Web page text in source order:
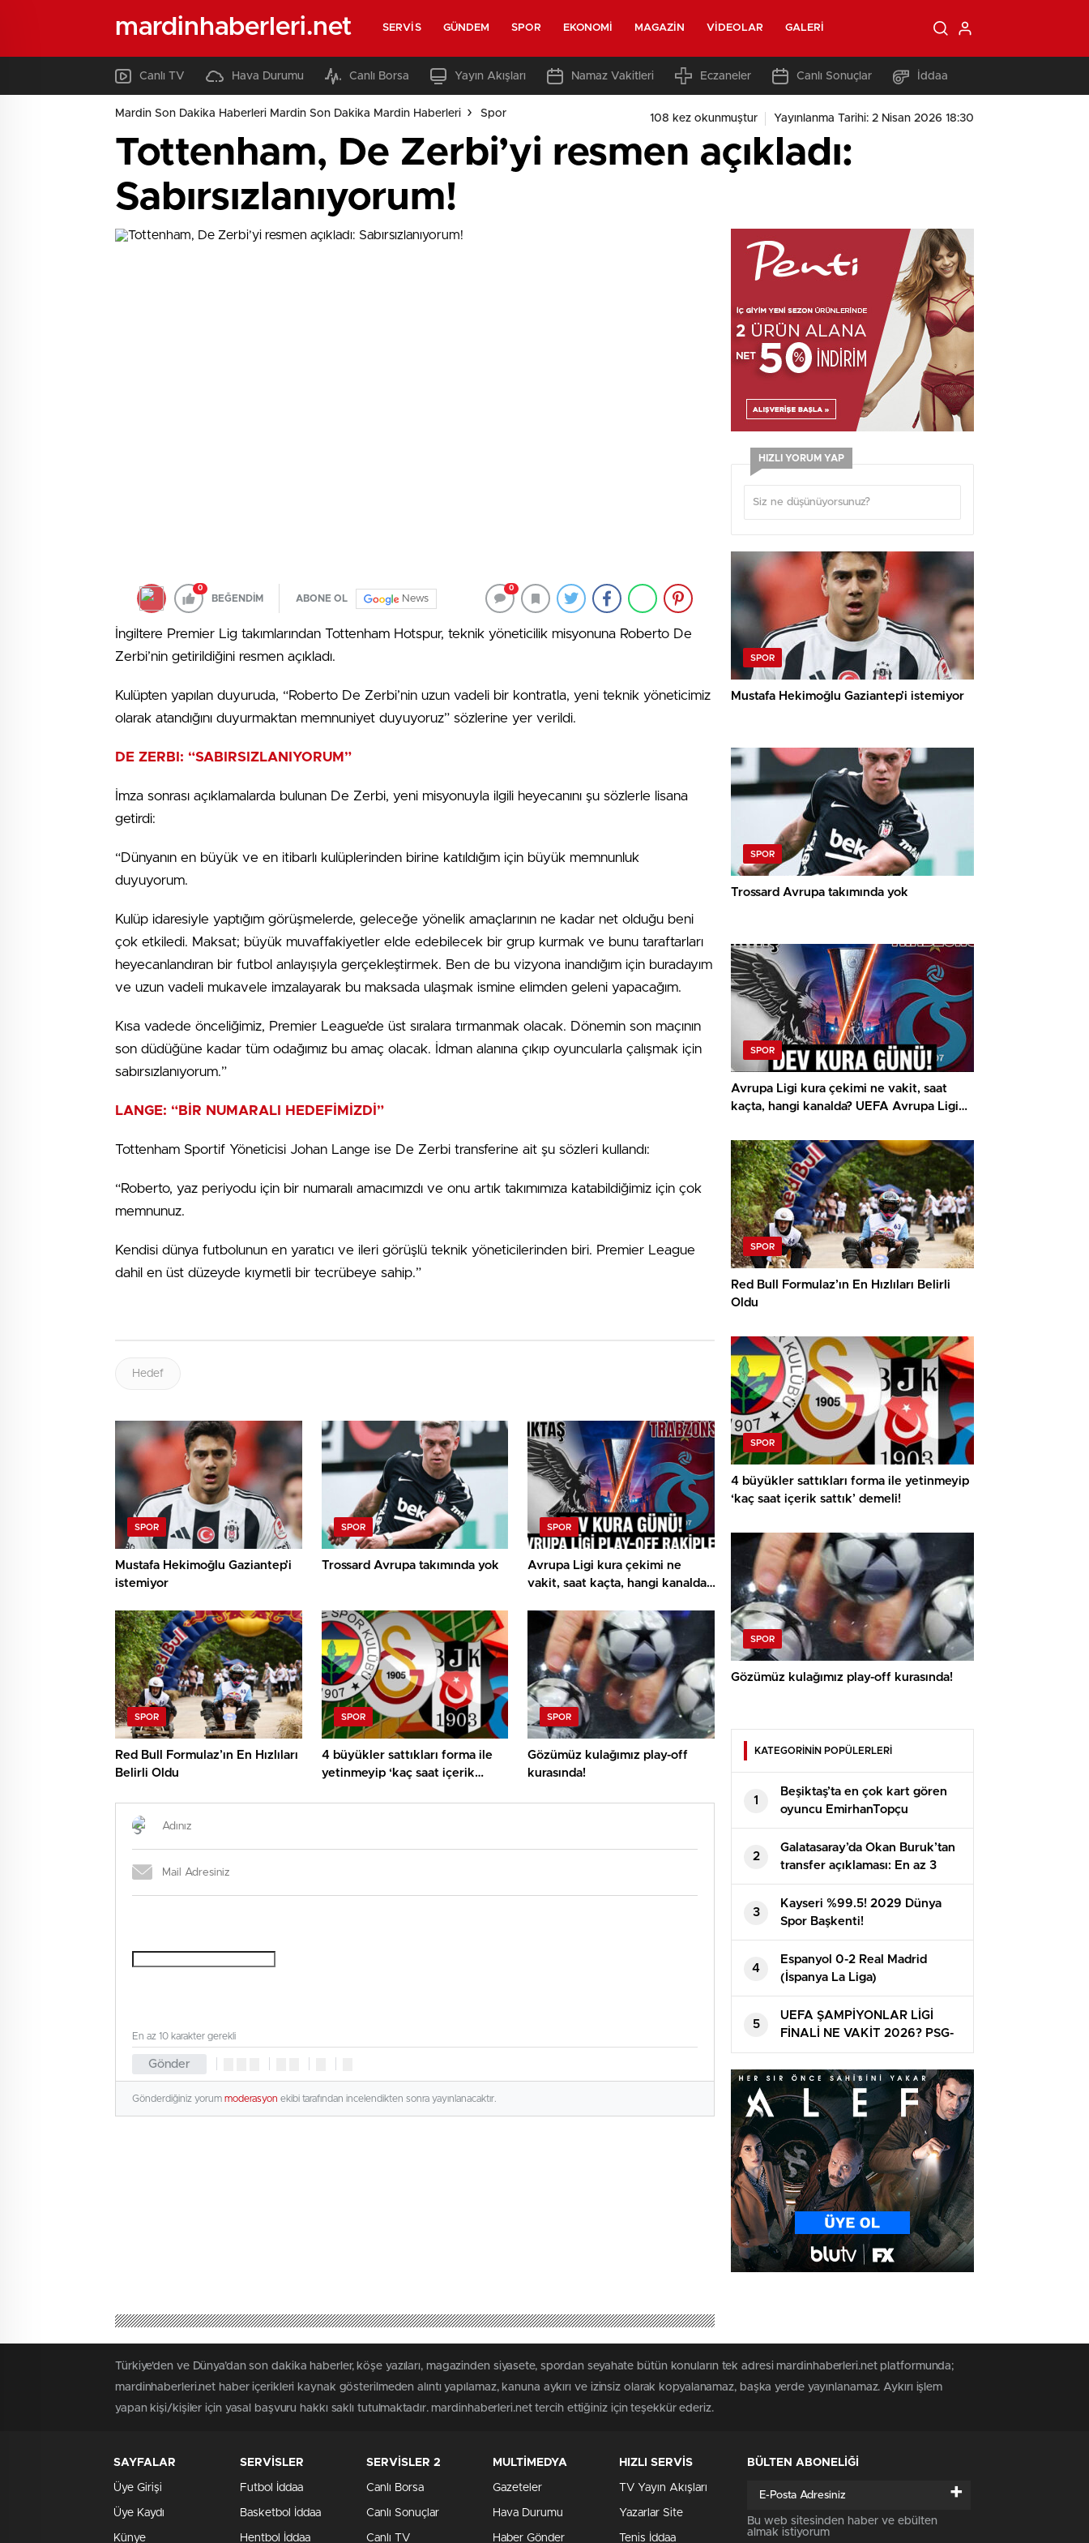
mardinhaberleri.net SERVIS GÜNDEM SPOR EKONOMI MAGAZIN VIDEOLAR GALERI
Canlı TV Hava Durumu Canlı Borsa Yayın Akışları Namaz Vakitleri Eczaneler Canlı Sonuçlar İddaa
Mardin Son Dakika Haberleri Mardin Son Dakika Mardin Haberleri Spor 108 kez okunmuştur Yayınlanma Tarihi: 2 Nisan 2026 18:30
Tottenham, De Zerbi’yi resmen açıkladı:
Sabırsızlanıyorum!
0
BEĞENDİM ABONE OL News
0
İngiltere Premier Lig takımlarından Tottenham Hotspur, teknik yöneticilik misyonuna Roberto De
Zerbi’nin getirildiğini resmen açıkladı.
Kulüpten yapılan duyuruda, “Roberto De Zerbi’nin uzun vadeli bir kontratla, yeni teknik yöneticimiz
olarak atandığını duyurmaktan memnuniyet duyuyoruz” sözlerine yer verildi.
DE ZERBI: “SABIRSIZLANIYORUM”
İmza sonrası açıklamalarda bulunan De Zerbi, yeni misyonuyla ilgili heyecanını şu sözlerle lisana
getirdi:
“Dünyanın en büyük ve en itibarlı kulüplerinden birine katıldığım için büyük memnunluk
duyuyorum.
Kulüp idaresiyle yaptığım görüşmelerde, geleceğe yönelik amaçlarının ne kadar net olduğu beni
çok etkiledi. Maksat; büyük muvaffakiyetler elde edebilecek bir grup kurmak ve bunu taraftarları
heyecanlandıran bir futbol anlayışıyla gerçekleştirmek. Ben de bu vizyona inandığım için buradayım
ve uzun vadeli mukavele imzalayarak bu maksada ulaşmak ismine elimden geleni yapacağım.
Kısa vadede önceliğimiz, Premier League’de üst sıralara tırmanmak olacak. Dönemin son maçının
son düdüğüne kadar tüm odağımız bu amaç olacak. İdman alanına çıkıp oyuncularla çalışmak için
sabırsızlanıyorum.”
LANGE: “BİR NUMARALI HEDEFİMİZDİ”
Tottenham Sportif Yöneticisi Johan Lange ise De Zerbi transferine ait şu sözleri kullandı:
“Roberto, yaz periyodu için bir numaralı amacımızdı ve onu artık takımımıza katabildiğimiz için çok
memnunuz.
Kendisi dünya futbolunun en yaratıcı ve ileri görüşlü teknik yöneticilerinden biri. Premier League
dahil en üst düzeyde kıymetli bir tecrübeye sahip.”
Hedef
SPOR
Mustafa Hekimoğlu Gaziantep’i
istemiyor
SPOR
Trossard Avrupa takımında yok
SPOR
Avrupa Ligi kura çekimi ne
vakit, saat kaçta, hangi kanalda?
Beşiktaş ve Trabzonspor olası
rakipleri
SPOR
Red Bull Formulaz’ın En Hızlıları
Belirli Oldu
SPOR
4 büyükler sattıkları forma ile
yetinmeyip ‘kaç saat içerik
SPOR
Gözümüz kulağımız play-off
kurasında!
Gönder
En az 10 karakter gerekli
Gönderdiğiniz yorum moderasyon ekibi tarafından incelendikten sonra yayınlanacaktır.
HIZLI YORUM YAP
SPOR
Mustafa Hekimoğlu Gaziantep’i istemiyor
SPOR
Trossard Avrupa takımında yok
SPOR
Avrupa Ligi kura çekimi ne vakit, saat
kaçta, hangi kanalda? UEFA Avrupa Ligi
rakipleri
SPOR
Red Bull Formulaz’ın En Hızlıları Belirli
Oldu
SPOR
4 büyükler sattıkları forma ile yetinmeyip
‘kaç saat içerik sattık’ demeli!
SPOR
Gözümüz kulağımız play-off kurasında!
KATEGORİNİN POPÜLERLERİ
1
Beşiktaş’ta en çok kart gören
oyuncu EmirhanTopçu
2
Galatasaray’da Okan Buruk’tan
transfer açıklaması: En az 3
oyuncu daha alınacak | Mauro
Icardi, Boey, Nelsson…
3
Kayseri %99.5! 2029 Dünya
Spor Başkenti!
4
Espanyol 0-2 Real Madrid
(İspanya La Liga)
5
UEFA ŞAMPİYONLAR LİGİ
FİNALİ NE VAKİT 2026? PSG-
Arsenal maçı ne vakit ve
nerede oynanacak? Finalin ismi
belirli oldu!
Türkiye'den ve Dünya’dan son dakika haberler, köşe yazıları, magazinden siyasete, spordan seyahate bütün konuların tek adresi mardinhaberleri.net platformunda;
mardinhaberleri.net haber içerikleri kaynak gösterilmeden alıntı yapılamaz, kanuna aykırı ve izinsiz olarak kopyalanamaz, başka yerde yayınlanamaz. Aykırı işlem
yapan kişi/kişiler için yasal başvuru hakkı saklı tutulmaktadır. mardinhaberleri.net tercih ettiğiniz için teşekkür ederiz.
SAYFALAR
Üye Girişi
Üye Kaydı
Künye
SERVİSLER
Futbol İddaa
Basketbol İddaa
Hentbol İddaa
SERVİSLER 2
Canlı Borsa
Canlı Sonuçlar
Canlı TV
MULTİMEDYA
Gazeteler
Hava Durumu
Haber Gönder
HIZLI SERVİS
TV Yayın Akışları
Yazarlar Site
Tenis İddaa
BÜLTEN ABONELİĞİ
+
Bu web sitesinden haber ve ebülten
almak istiyorum